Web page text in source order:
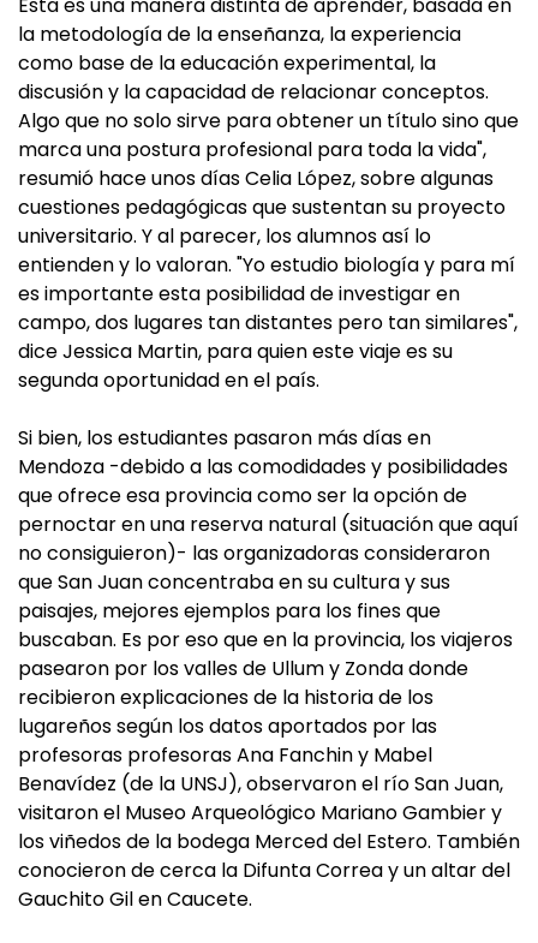
la metodología de la enseñanza, la experiencia
como base de la educación experimental, la
discusión y la capacidad de relacionar conceptos.
Algo que no solo sirve para obtener un título sino que
marca una postura profesional para toda la vida",
resumió hace unos días Celia López, sobre algunas
cuestiones pedagógicas que sustentan su proyecto
universitario. Y al parecer, los alumnos así lo
entienden y lo valoran. "Yo estudio biología y para mí
es importante esta posibilidad de investigar en
campo, dos lugares tan distantes pero tan similares",
dice Jessica Martin, para quien este viaje es su
segunda oportunidad en el país.
Si bien, los estudiantes pasaron más días en
Mendoza -debido a las comodidades y posibilidades
que ofrece esa provincia como ser la opción de
pernoctar en una reserva natural (situación que aquí
no consiguieron)- las organizadoras consideraron
que San Juan concentraba en su cultura y sus
paisajes, mejores ejemplos para los fines que
buscaban. Es por eso que en la provincia, los viajeros
pasearon por los valles de Ullum y Zonda donde
recibieron explicaciones de la historia de los
lugareños según los datos aportados por las
profesoras profesoras Ana Fanchin y Mabel
Benavídez (de la UNSJ), observaron el río San Juan,
visitaron el Museo Arqueológico Mariano Gambier y
los viñedos de la bodega Merced del Estero. También
conocieron de cerca la Difunta Correa y un altar del
Gauchito Gil en Caucete.